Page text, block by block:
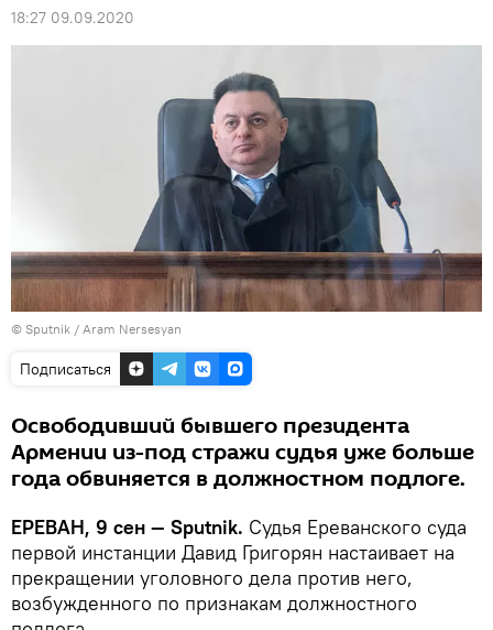
18:27 09.09.2020
© Sputnik / Aram Nersesyan
Подписаться
Освободивший бывшего президента
Армении из-под стражи судья уже больше
года обвиняется в должностном подлоге.
ЕРЕВАН, 9 сен — Sputnik. Судья Ереванского суда
первой инстанции Давид Григорян настаивает на
прекращении уголовного дела против него,
возбужденного по признакам должностного